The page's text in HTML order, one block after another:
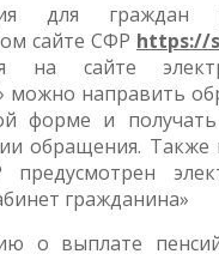
для граждан
сайте СФР https://
на сайте
можно направить
форме и
обращения.
гражданина»
о выплате